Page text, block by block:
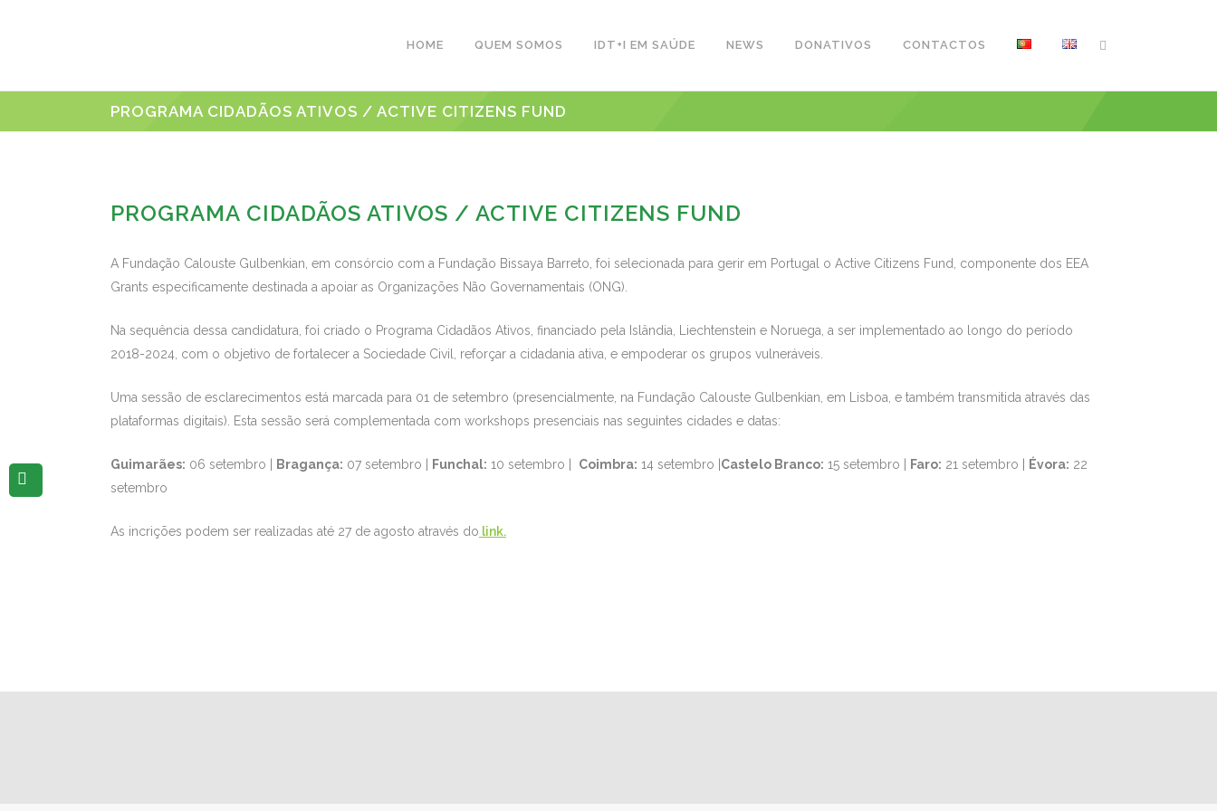
HOME QUEM SOMOS IDT+I EM SAÚDE NEWS DONATIVOS CONTACTOS
PROGRAMA CIDADÃOS ATIVOS / ACTIVE CITIZENS FUND
PROGRAMA CIDADÃOS ATIVOS / ACTIVE CITIZENS FUND
A Fundação Calouste Gulbenkian, em consórcio com a Fundação Bissaya Barreto, foi selecionada para gerir em Portugal o Active Citizens Fund, componente dos EEA
Grants especificamente destinada a apoiar as Organizações Não Governamentais (ONG).
Na sequência dessa candidatura, foi criado o Programa Cidadãos Ativos, financiado pela Islândia, Liechtenstein e Noruega, a ser implementado ao longo do período
2018-2024, com o objetivo de fortalecer a Sociedade Civil, reforçar a cidadania ativa, e empoderar os grupos vulneráveis.
Uma sessão de esclarecimentos está marcada para 01 de setembro (presencialmente, na Fundação Calouste Gulbenkian, em Lisboa, e também transmitida através das
plataformas digitais). Esta sessão será complementada com workshops presenciais nas seguintes cidades e datas:
Guimarães: 06 setembro | Bragança: 07 setembro | Funchal: 10 setembro | Coimbra: 14 setembro | Castelo Branco: 15 setembro | Faro: 21 setembro | Évora: 22
setembro
As incrições podem ser realizadas até 27 de agosto através do link.